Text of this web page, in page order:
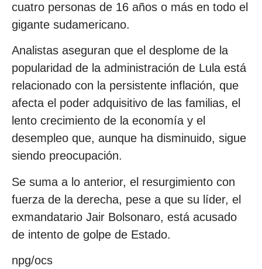
cuatro personas de 16 años o más en todo el
gigante sudamericano.
Analistas aseguran que el desplome de la
popularidad de la administración de Lula está
relacionado con la persistente inflación, que
afecta el poder adquisitivo de las familias, el
lento crecimiento de la economía y el
desempleo que, aunque ha disminuido, sigue
siendo preocupación.
Se suma a lo anterior, el resurgimiento con
fuerza de la derecha, pese a que su líder, el
exmandatario Jair Bolsonaro, está acusado
de intento de golpe de Estado.
npg/ocs